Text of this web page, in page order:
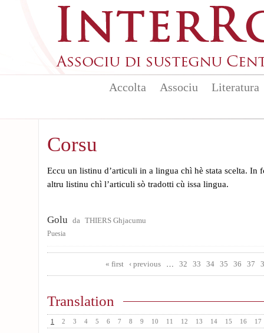
Accolta Associu Literatura
Corsu
Eccu un listinu d’articuli in a lingua chì hè stata scelta. In
altru listinu chì l’articuli sò tradotti cù issa lingua.
Golu da THIERS Ghjacumu
Puesia
« first
‹ previous … 32 33 34 35 36 37
Translation
1 2 3 4 5 6 7 8 9 10 11 12 13 14 15 16 17